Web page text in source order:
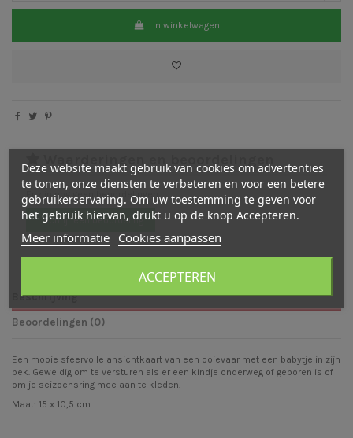
In winkelwagen
Waarderingen en beoordelingen
Er zijn nog geen beoordelingen
Schrijf een beoordeling
Beschrijving
Beoordelingen (0)
Een mooie sfeervolle ansichtkaart van een ooievaar met een babytje in zijn
bek. Geweldig om te versturen als er een kindje onderweg of geboren is of
om je seizoensring mee aan te kleden.
Maat: 15 x 10,5 cm
Deze website maakt gebruik van cookies om advertenties
te tonen, onze diensten te verbeteren en voor een betere
gebruikerservaring. Om uw toestemming te geven voor
het gebruik hiervan, drukt u op de knop Accepteren.
Meer informatie Cookies aanpassen
ACCEPTEREN